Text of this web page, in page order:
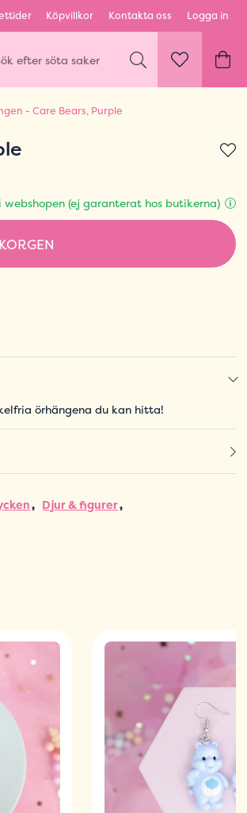
Köpvillkor Kontakta oss Logga in
& Outfits Karaktärer & fandom
- Care Bears, Purple
webshopen (ej garanterat hos butikerna)
örhängena du kan hitta!
Djur & figurer